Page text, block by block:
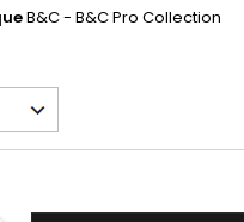
B&C - B&C Pro Collection